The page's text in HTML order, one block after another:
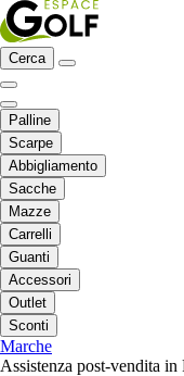
Cerca
Palline
Scarpe
Abbigliamento
Sacche
Mazze
Carrelli
Guanti
Accessori
Outlet
Sconti
Marche
Assistenza post-vendita in